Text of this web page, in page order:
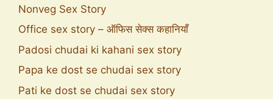
Nonveg Sex Story
Office sex story – ऑफिस सेक्स कहानियाँ
Padosi chudai ki kahani sex story
Papa ke dost se chudai sex story
Pati ke dost se chudai sex story